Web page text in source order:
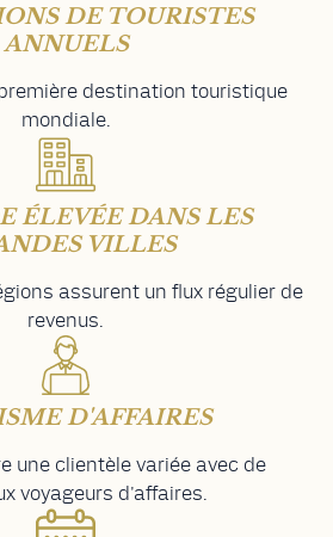
DE TOURISTES
ANNUELS
destination touristique
mondiale.
ÉLEVÉE DANS LES
VILLES
assurent un flux régulier de
revenus.
D'AFFAIRES
une clientèle variée avec de
voyageurs d'affaires.